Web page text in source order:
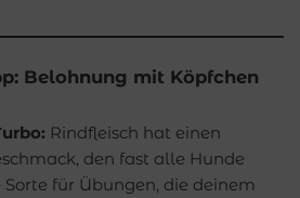
Belohnung mit Köpfchen
Rindfleisch hat einen
den fast alle Hunde
Sorte für Übungen, die deinem